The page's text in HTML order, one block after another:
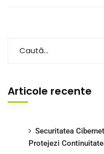
Articole recente
Securitatea
Protejezi